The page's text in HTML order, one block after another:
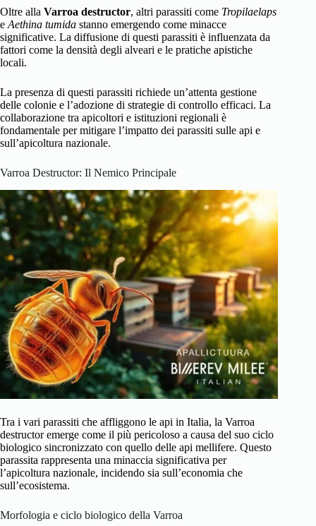
Oltre alla Varroa destructor, altri parassiti come Tropilaelaps
eAethina tumida stanno emergendo come minacce
significative. La diffusione di questi parassiti è influenzata da
fattori come la densità degli alveari e le pratiche apistiche
locali.
La presenza di questi parassiti richiede un’attenta gestione
delle colonie e l’adozione di strategie di controllo efficaci. La
collaborazione tra apicoltori e istituzioni regionali è
fondamentale per mitigare l’impatto dei parassiti sulle api e
sull’apicoltura nazionale.
Varroa Destructor: Il Nemico Principale
Tra i vari parassiti che affliggono le api in Italia, la Varroa
destructor emerge come il più pericoloso a causa del suo ciclo
biologico sincronizzato con quello delle api mellifere. Questo
parassita rappresenta una minaccia significativa per
l’apicoltura nazionale, incidendo sia sull’economia che
sull’ecosistema.
Morfologia e ciclo biologico della Varroa